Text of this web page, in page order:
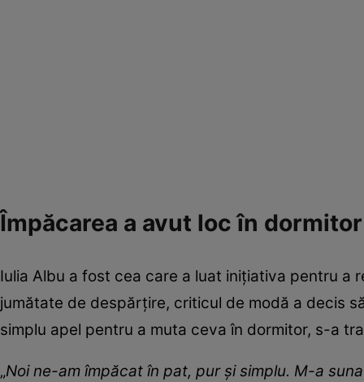
Împăcarea a avut loc în dormitor
Iulia Albu a fost cea care a luat inițiativa pentru a
jumătate de despărțire, criticul de modă a decis
simplu apel pentru a muta ceva în dormitor, s-a
„Noi ne-am împăcat în pat, pur și simplu. M-a